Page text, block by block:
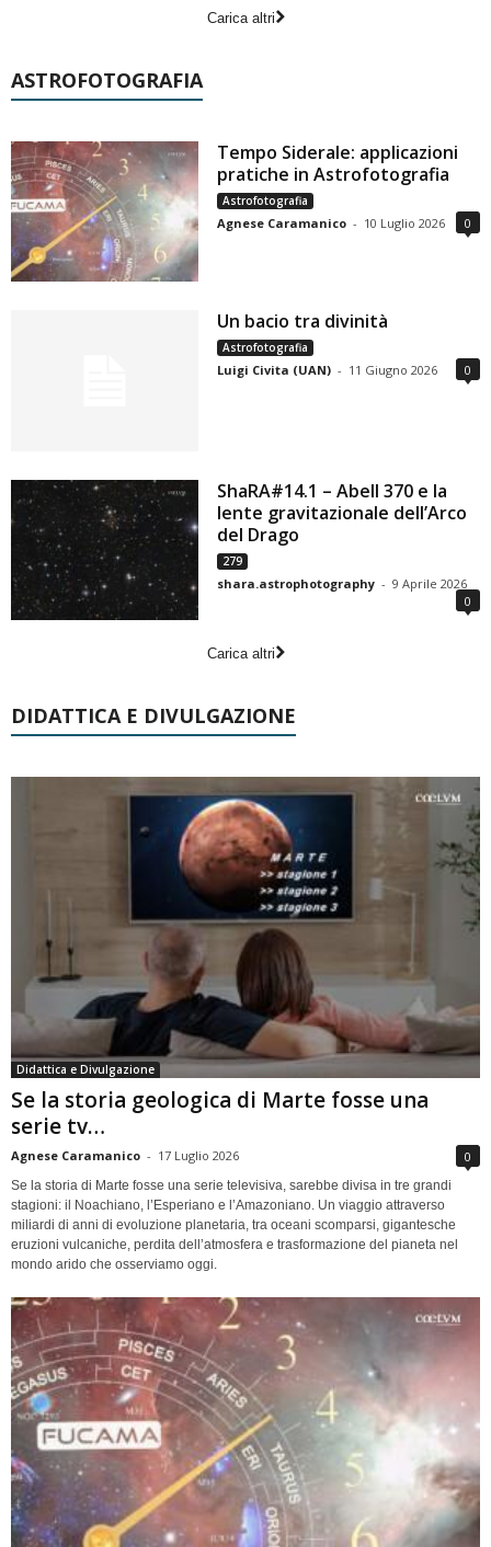
Carica altri
ASTROFOTOGRAFIA
Tempo Siderale: applicazioni
pratiche in Astrofotografia
Astrofotografia
Agnese Caramanico - 10 Luglio 2026 0
Un bacio tra divinità
Astrofotografia
Luigi Civita (UAN) - 11 Giugno 2026 0
ShaRA#14.1 – Abell 370 e la
lente gravitazionale dell’Arco
del Drago
279
shara.astrophotography - 9 Aprile 2026
0
Carica altri
DIDATTICA E DIVULGAZIONE
Didattica e Divulgazione
Se la storia geologica di Marte fosse una
serie tv…
Agnese Caramanico - 17 Luglio 2026 0
Se la storia di Marte fosse una serie televisiva, sarebbe divisa in tre grandi
stagioni: il Noachiano, l’Esperiano e l’Amazoniano. Un viaggio attraverso
miliardi di anni di evoluzione planetaria, tra oceani scomparsi, gigantesche
eruzioni vulcaniche, perdita dell’atmosfera e trasformazione del pianeta nel
mondo arido che osserviamo oggi.